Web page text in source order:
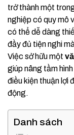
trở thành một
nghiệp có quy mô
có thể dễ dàng
đầy đủ tiện nghi
Việc sở hữu một
giúp nâng tầm
điều kiện thuận lợi
động.
Danh sách